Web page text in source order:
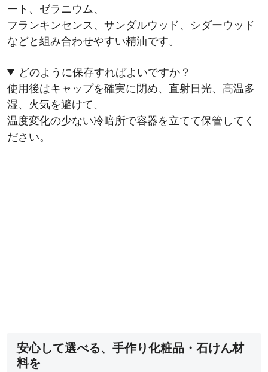
ート、ゼラニウム、
フランキンセンス、サンダルウッド、シダーウッド
などと組み合わせやすい精油です。
どのように保存すればよいですか？
使用後はキャップを確実に閉め、直射日光、高温多
湿、火気を避けて、
温度変化の少ない冷暗所で容器を立てて保管してく
ださい。
安心して選べる、手作り化粧品・石けん材
料を